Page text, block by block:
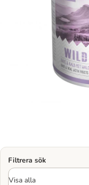
Filtrera sök